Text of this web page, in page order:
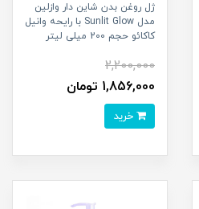
ژل روغن بدن شاین دار وازلین
مدل Sunlit Glow با رایحه وانیل
کاکائو حجم 200 میلی لیتر
2,200,000
1,856,000 تومان